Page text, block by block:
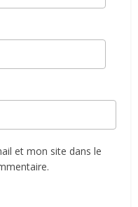
et mon site dans le